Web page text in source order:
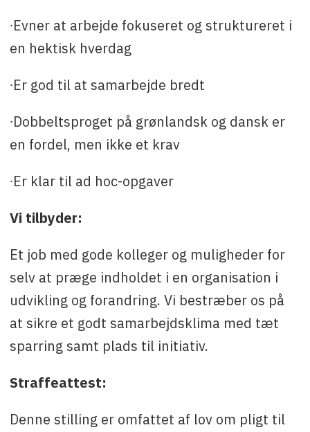
∙Evner at arbejde fokuseret og struktureret i
en hektisk hverdag
∙Er god til at samarbejde bredt
∙Dobbeltsproget på grønlandsk og dansk er
en fordel, men ikke et krav
∙Er klar til ad hoc-opgaver
Vi tilbyder:
Et job med gode kolleger og muligheder for
selv at præge indholdet i en organisation i
udvikling og forandring. Vi bestræber os på
at sikre et godt samarbejdsklima med tæt
sparring samt plads til initiativ.
Straffeattest:
Denne stilling er omfattet af lov om pligt til